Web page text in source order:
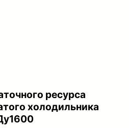
ресурса
холодильника